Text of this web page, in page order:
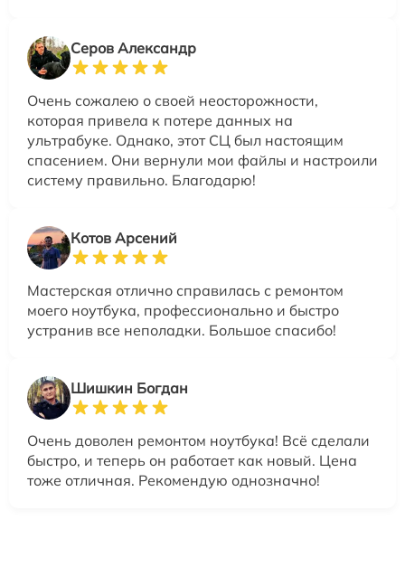
Серов Александр
Очень сожалею о своей неосторожности,
которая привела к потере данных на
ультрабуке. Однако, этот СЦ был настоящим
спасением. Они вернули мои файлы и настроили
систему правильно. Благодарю!
Котов Арсений
Мастерская отлично справилась с ремонтом
моего ноутбука, профессионально и быстро
устранив все неполадки. Большое спасибо!
Шишкин Богдан
Очень доволен ремонтом ноутбука! Всё сделали
быстро, и теперь он работает как новый. Цена
тоже отличная. Рекомендую однозначно!